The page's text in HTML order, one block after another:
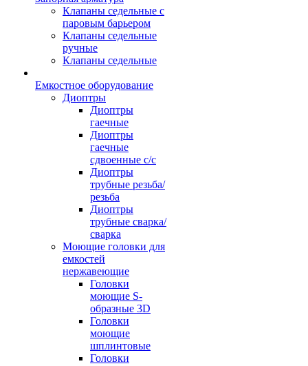
Клапаны седельные с
паровым барьером
Клапаны седельные
ручные
Клапаны седельные
Емкостное оборудование
Диоптры
Диоптры
гаечные
Диоптры
гаечные
сдвоенные c/c
Диоптры
трубные резьба/
резьба
Диоптры
трубные сварка/
сварка
Моющие головки для
емкостей
нержавеющие
Головки
моющие S-
образные 3D
Головки
моющие
шплинтовые
Головки